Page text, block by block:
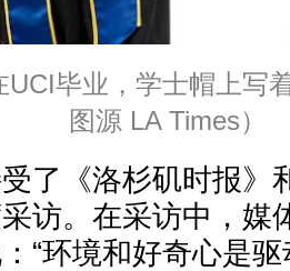
UCI毕业，学士帽上写
图源 LA Times）
了《洛杉矶时报》
访。在采访中，媒
“环境和好奇心是